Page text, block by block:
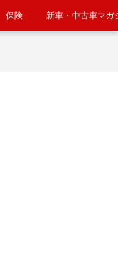
保険 新車・中古車マガ